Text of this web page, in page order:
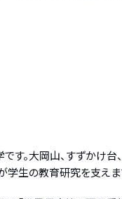
。大岡山、すずかけ台
生の教育研究を支えま